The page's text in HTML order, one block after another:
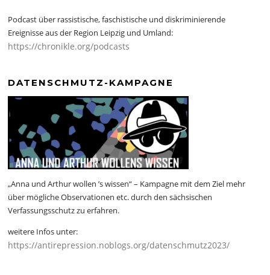
Podcast über rassistische, faschistische und diskriminierende
Ereignisse aus der Region Leipzig und Umland:
https://chronikle.org/podcasts
DATENSCHMUTZ-KAMPAGNE
„Anna und Arthur wollen ’s wissen“ – Kampagne mit dem Ziel mehr
über mögliche Observationen etc. durch den sächsischen
Verfassungsschutz zu erfahren.
weitere Infos unter:
https://antirepression.noblogs.org/datenschmutz2023/